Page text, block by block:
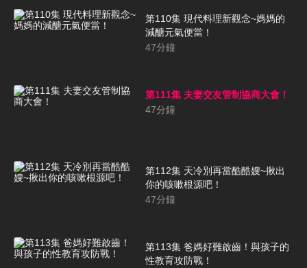
第110集 現代料理新觀念~媽媽的
減醣元氣便當！
47分鐘
第111集 夫妻交友管制協商大會！
47分鐘
第112集 天冷別再當酷酷嫂~揪出
你的咳嗽根源吧！
47分鐘
第113集 爸媽好難啟齒！與孩子的
性教育攻防戰！